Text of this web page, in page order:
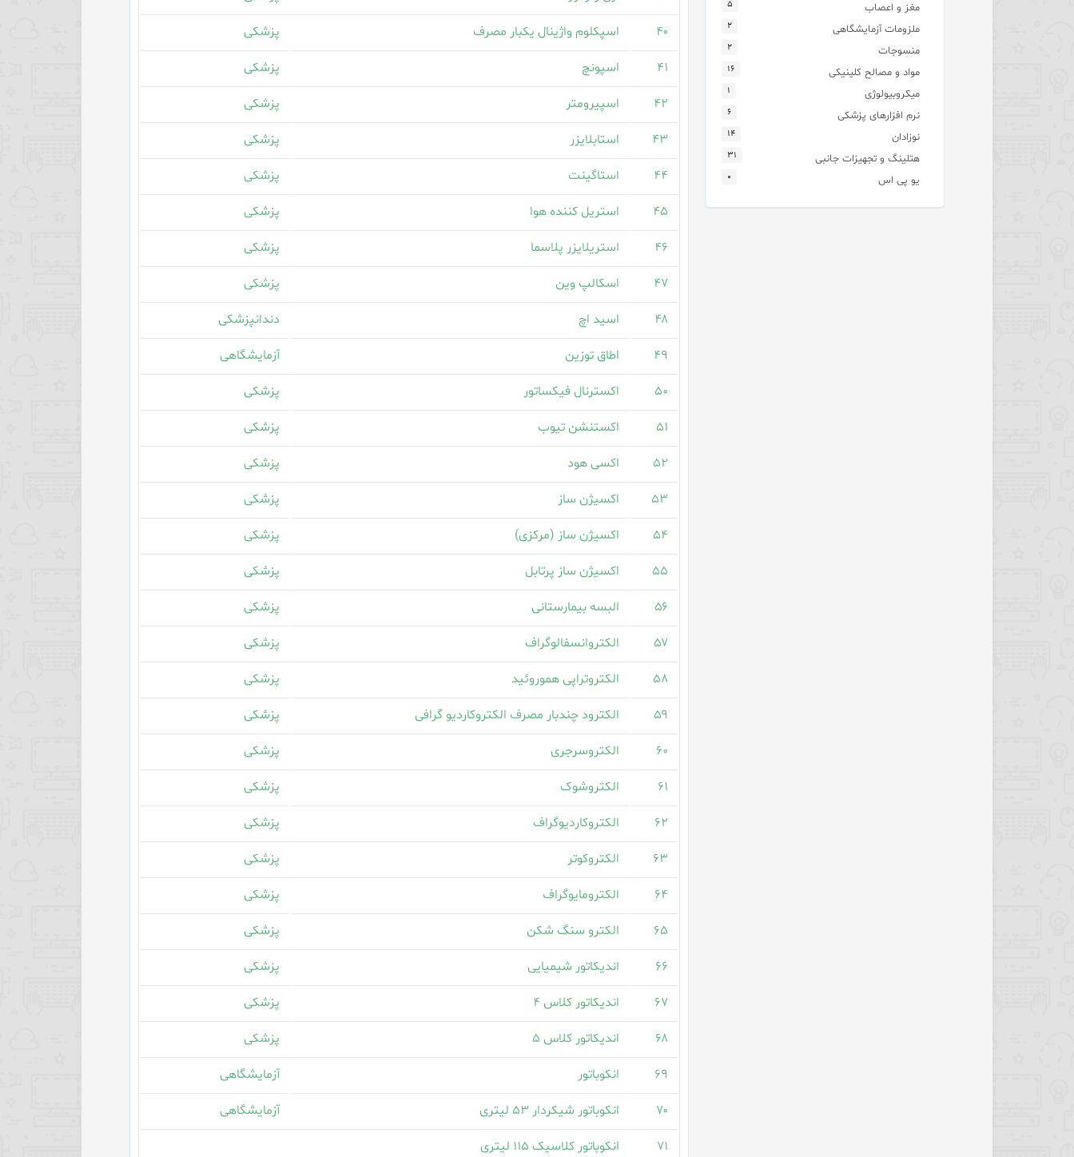
۴۰ اسپکلوم واژینال یکبار مصرف پزشکی
۴۱ اسپونچ پزشکی
۴۲ اسپیرومتر پزشکی
۴۳ استابلایزر پزشکی
۴۴ استاگینت پزشکی
۴۵ استریل کننده هوا پزشکی
۴۶ استریلایزر پلاسما پزشکی
۴۷ اسکالپ وین پزشکی
۴۸ اسید اچ دندانپزشکی
۴۹ اطاق توزین آزمایشگاهی
۵۰ اکسترنال فیکساتور پزشکی
۵۱ اکستنشن تیوب پزشکی
۵۲ اکسی هود پزشکی
۵۳ اکسیژن ساز پزشکی
۵۴ اکسیژن ساز (مرکزی) پزشکی
۵۵ اکسیژن ساز پرتابل پزشکی
۵۶ البسه بیمارستانی پزشکی
۵۷ الکتروانسفالوگراف پزشکی
۵۸ الکتروتراپی هموروئید پزشکی
۵۹ الکترود چندبار مصرف الکتروکاردیو گرافی پزشکی
۶۰ الکتروسرجری پزشکی
۶۱ الکتروشوک پزشکی
۶۲ الکتروکاردیوگراف پزشکی
۶۳ الکتروکوتر پزشکی
۶۴ الکترومایوگراف پزشکی
۶۵ الكترو سنگ شكن پزشکی
۶۶ اندیکاتور شیمیایی پزشکی
۶۷ اندیکاتور کلاس ۴ پزشکی
۶۸ اندیکاتور کلاس ۵ پزشکی
۶۹ انکوباتور آزمایشگاهی
۷۰ انکوباتور شیکردار ۵۳ لیتری آزمایشگاهی
۷۱ انکوباتور کلاسیک ۱۱۵ لیتری
مغز و اعصاب ۵
ملزومات آزمایشگاهی ۲
منسوجات ۲
مواد و مصالح کلینیکی ۱۶
میکروبیولوژی ۱
نرم افزارهای پزشکی ۶
نوزادان ۱۴
هتلینگ و تجهیزات جانبی ۳۱
یو پی اس ۰